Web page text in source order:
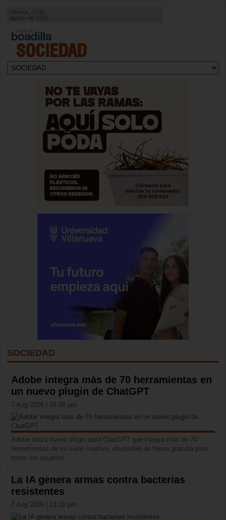
SOCIEDAD
agosto de 2026
SOCIEDAD
Adobe integra más de 70 herramientas en
un nuevo plugin de ChatGPT
7 Aug 2026 | 14:26 pm
Adobe lanza nuevo plugin para ChatGPT que integra más de 70
herramientas de su suite creativa, disponible de forma gratuita para
todos los usuarios.
La IA genera armas contra bacterias
resistentes
7 Aug 2026 | 13:20 pm